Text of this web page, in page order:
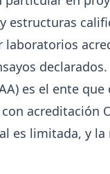
estructuras
es el ente
acreditación
es limitada, y